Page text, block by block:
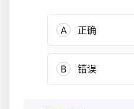
A 正确
B 错误